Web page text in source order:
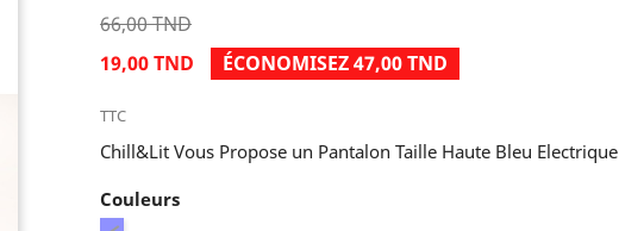
66,00 TND
19,00 TND
ÉCONOMISEZ 47,00 TND
TTC
Chill&Lit Vous Propose un Pantalon Taille Haute Bleu Electrique
Couleurs